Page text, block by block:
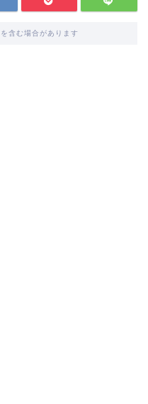
含む場合があります